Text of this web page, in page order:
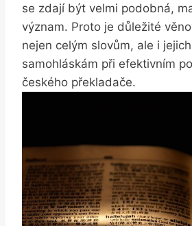
se zdají být velmi podobná,
význam. Proto je důležité
nejen celým slovům, ale i
samohláskám při efektivním
českého překladače.